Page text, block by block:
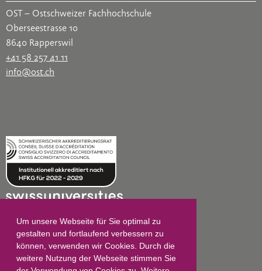
Um unsere Webseite für Sie optimal zu
gestalten und fortlaufend verbessern zu
können, verwenden wir Cookies. Durch die
weitere Nutzung der Webseite stimmen Sie
OST – Ostschweizer Fachhochschule
Oberseestrasse 10
8640 Rapperswil
+41 58 257 41 11
info@ost.ch
Impressum